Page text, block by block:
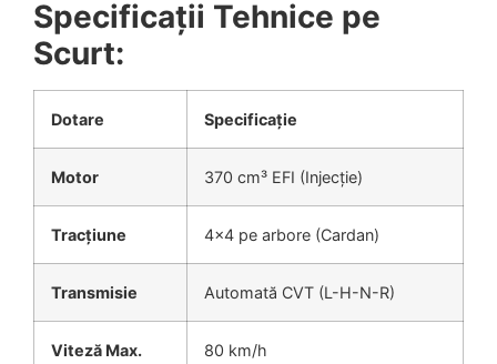
Specificații Tehnice pe
Scurt:
Dotare Specificație
Motor 370 cm³ EFI (Injecție)
Tracțiune 4×4 pe arbore (Cardan)
Transmisie Automată CVT (L-H-N-R)
Viteză Max. 80 km/h